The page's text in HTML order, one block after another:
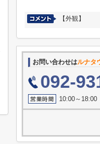
【外観】
お問い合わせはルナタ
092-
10:00～